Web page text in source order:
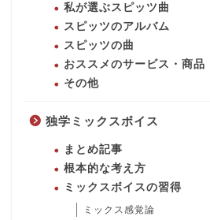
私が選ぶスピッツ曲
スピッツのアルバム
スピッツの曲
おススメのサービス・商品
その他
独学ミックスボイス
まとめ記事
根本的な考え方
ミックスボイスの習得
ミックス感覚論